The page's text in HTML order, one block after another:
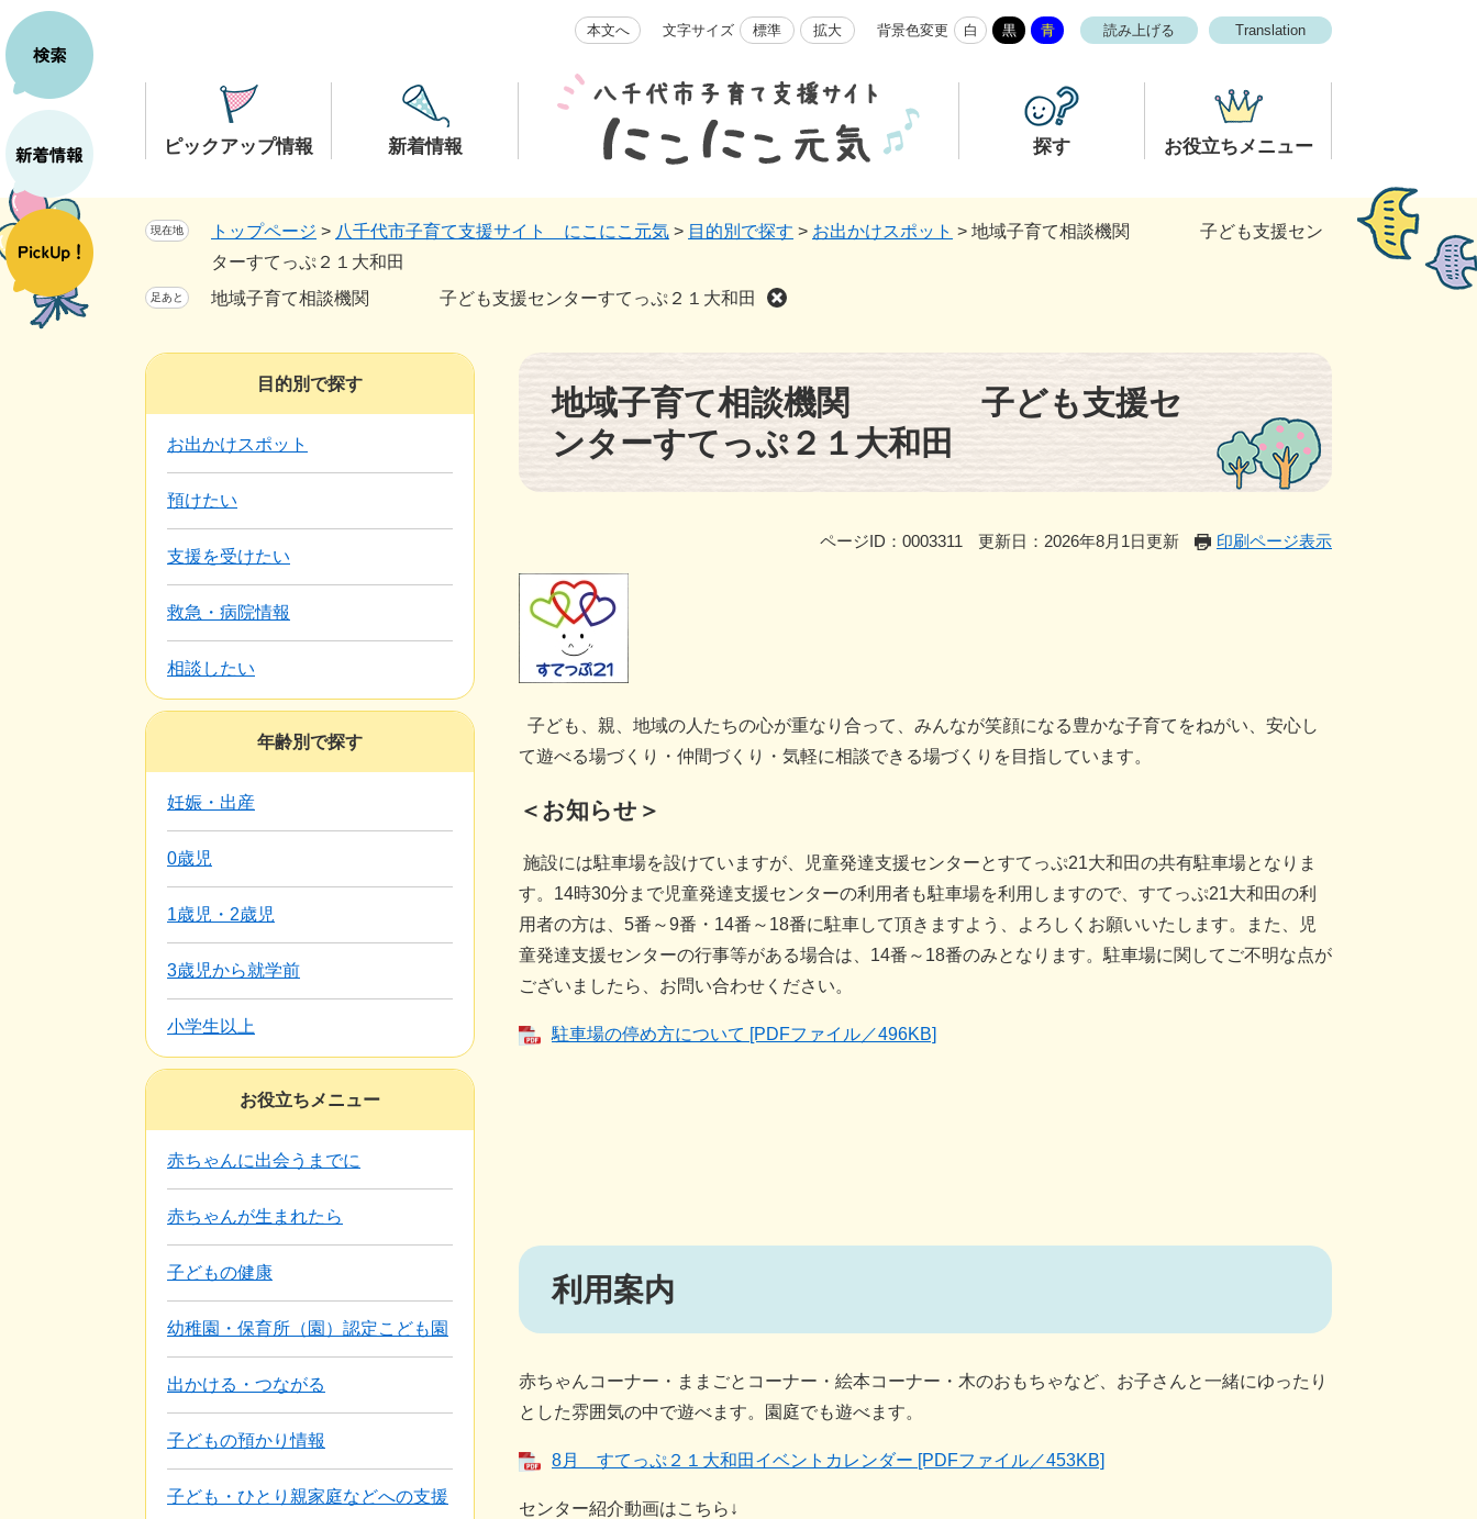
ー
ジ
先
頭
で
す。
ニ
ュ
を
飛
ば
し
て
本
本文へ 文字サイズ 標準 拡大 背景色変更 白 黒 青 読み上げる Translation
ピックアップ情報 新着情報 探す お役立ちメニュー
現在地 トップページ > 八千代市子育て支援サイト にこにこ元気 > 目的別で探す > お出かけスポット > 地域子育て相談機関 子ども支援セン
ターすてっぷ２１大和田
足あと 地域子育て相談機関 子ども支援センターすてっぷ２１大和田
地域子育て相談機関 子ども支援セ
ンターすてっぷ２１大和田
ページID：0003311 更新日：2026年8月1日更新 印刷ページ表示
子ども、親、地域の人たちの心が重なり合って、みんなが笑顔になる豊かな子育てをねがい、安心し
て遊べる場づくり・仲間づくり・気軽に相談できる場づくりを目指しています。
＜お知らせ＞
施設には駐車場を設けていますが、児童発達支援センターとすてっぷ21大和田の共有駐車場となりま
す。14時30分まで児童発達支援センターの利用者も駐車場を利用しますので、すてっぷ21大和田の利
用者の方は、5番～9番・14番～18番に駐車して頂きますよう、よろしくお願いいたします。また、児
童発達支援センターの行事等がある場合は、14番～18番のみとなります。駐車場に関してご不明な点が
ございましたら、お問い合わせください。
駐車場の停め方について [PDFファイル／496KB]
利用案内
赤ちゃんコーナー・ままごとコーナー・絵本コーナー・木のおもちゃなど、お子さんと一緒にゆったり
とした雰囲気の中で遊べます。園庭でも遊べます。
8月 すてっぷ２１大和田イベントカレンダー [PDFファイル／453KB]
センター紹介動画はこちら↓
目的別で探す
お出かけスポット
預けたい
支援を受けたい
救急・病院情報
相談したい
年齢別で探す
妊娠・出産
0歳児
1歳児・2歳児
3歳児から就学前
小学生以上
お役立ちメニュー
赤ちゃんに出会うまでに
赤ちゃんが生まれたら
子どもの健康
幼稚園・保育所（園）認定こども園
出かける・つながる
子どもの預かり情報
子ども・ひとり親家庭などへの支援